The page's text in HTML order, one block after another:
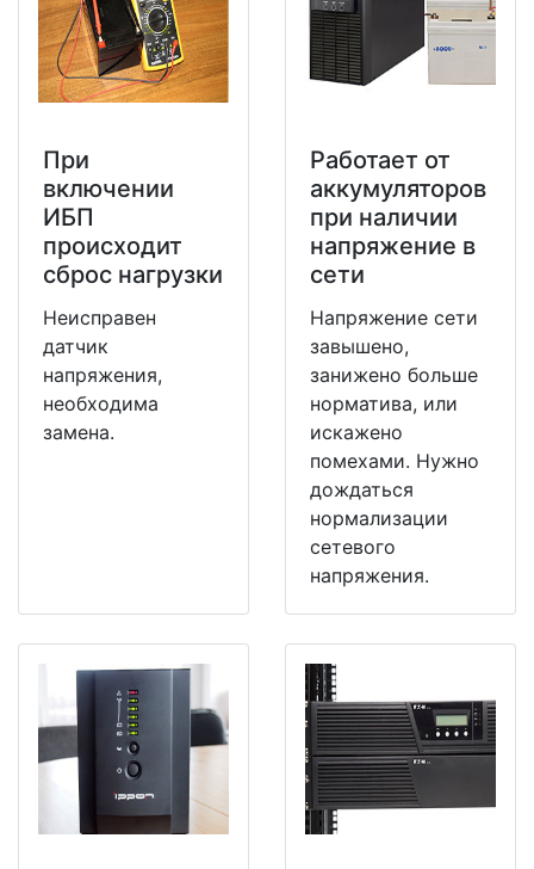
При
включении
ИБП
происходит
сброс нагрузки
Неисправен
датчик
напряжения,
необходима
замена.
Работает от
аккумуляторов
при наличии
напряжение в
сети
Напряжение сети
завышено,
занижено больше
норматива, или
искажено
помехами. Нужно
дождаться
нормализации
сетевого
напряжения.